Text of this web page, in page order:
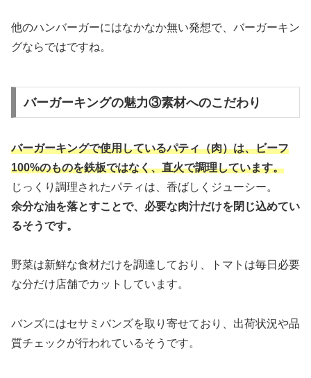
他のハンバーガーにはなかなか無い発想で、バーガーキン
グならではですね。
バーガーキングの魅力③素材へのこだわり
バーガーキングで使用しているパティ（肉）は、ビーフ
100%のものを鉄板ではなく、直火で調理しています。
じっくり調理されたパティは、香ばしくジューシー。
余分な油を落とすことで、必要な肉汁だけを閉じ込めてい
るそうです。
野菜は新鮮な食材だけを調達しており、トマトは毎日必要
な分だけ店舗でカットしています。
バンズにはセサミバンズを取り寄せており、出荷状況や品
質チェックが行われているそうです。